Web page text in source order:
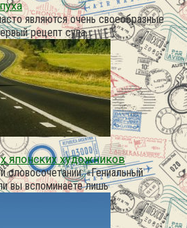
являются очень своеобразные
рецепт супа,
японских художников
словосочетании: «Гениальный
вы вспоминаете лишь